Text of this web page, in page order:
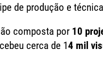
de produção e
composta por 10
cerca de 14 mil